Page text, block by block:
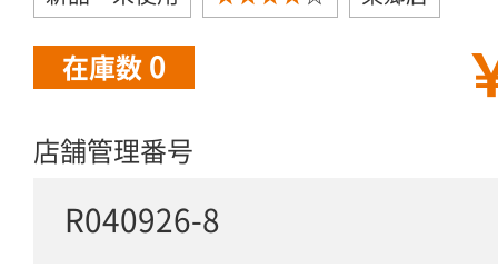
在庫数 0
店舗管理番号
R040926-8